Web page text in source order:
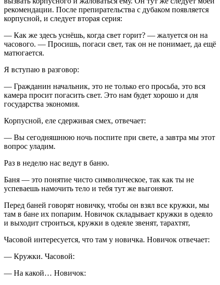
рекомендации. После препирательства с дубаком появляется
корпусной, и следует вторая серия:
— Как же здесь уснёшь, когда свет горит? — жалуется он на
часового. — Просишь, погаси свет, так он не понимает, да ещё
матюгается.
Я вступаю в разговор:
— Гражданин начальник, это не только его просьба, это вся
камера просит погасить свет. Это нам будет хорошо и для
государства экономия.
Корпусной, еле сдерживая смех, отвечает:
— Вы сегодняшнюю ночь поспите при свете, а завтра мы этот
вопрос уладим.
Раз в неделю нас ведут в баню.
Баня — это понятие чисто символическое, так как ты не
успеваешь намочить тело и тебя тут же выгоняют.
Перед баней говорят новичку, чтобы он взял все кружки, мы
там в бане их попарим. Новичок складывает кружки в одеяло
и выходит строиться, кружки в одеяле звенят, тарахтят,
Часовой интересуется, что там у новичка. Новичок отвечает:
— Кружки. Часовой:
— На какой… Новичок: